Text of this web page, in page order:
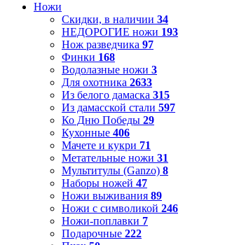
Ножи
Скидки, в наличии 34
НЕДОРОГИЕ ножи 193
Нож разведчика 97
Финки 168
Водолазные ножи 3
Для охотника 2633
Из белого дамаска 315
Из дамасской стали 597
Ко Дню Победы 29
Кухонные 406
Мачете и кукри 71
Метательные ножи 31
Мультитулы (Ganzo) 8
Наборы ножей 47
Ножи выживания 89
Ножи с символикой 246
Ножи-поплавки 7
Подарочные 222